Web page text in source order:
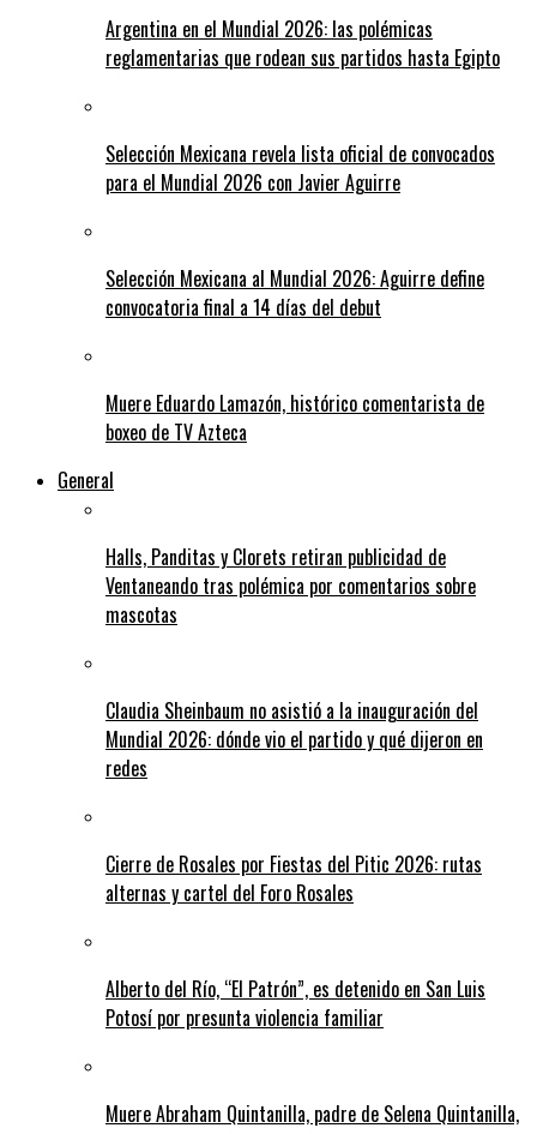
Argentina en el Mundial 2026: las polémicas
reglamentarias que rodean sus partidos hasta Egipto
Selección Mexicana revela lista oficial de convocados
para el Mundial 2026 con Javier Aguirre
Selección Mexicana al Mundial 2026: Aguirre define
convocatoria final a 14 días del debut
Muere Eduardo Lamazón, histórico comentarista de
boxeo de TV Azteca
General
Halls, Panditas y Clorets retiran publicidad de
Ventaneando tras polémica por comentarios sobre
mascotas
Claudia Sheinbaum no asistió a la inauguración del
Mundial 2026: dónde vio el partido y qué dijeron en
redes
Cierre de Rosales por Fiestas del Pitic 2026: rutas
alternas y cartel del Foro Rosales
Alberto del Río, “El Patrón”, es detenido en San Luis
Potosí por presunta violencia familiar
Muere Abraham Quintanilla, padre de Selena Quintanilla,